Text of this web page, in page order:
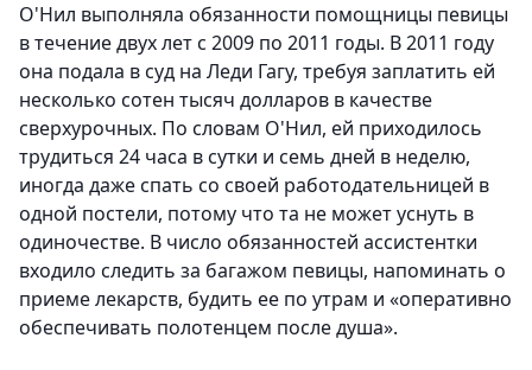
О'Нил выполняла обязанности помощницы певицы
в течение двух лет с 2009 по 2011 годы. В 2011 году
она подала в суд на Леди Гагу, требуя заплатить ей
несколько сотен тысяч долларов в качестве
сверхурочных. По словам О'Нил, ей приходилось
трудиться 24 часа в сутки и семь дней в неделю,
иногда даже спать со своей работодательницей в
одной постели, потому что та не может уснуть в
одиночестве. В число обязанностей ассистентки
входило следить за багажом певицы, напоминать о
приеме лекарств, будить ее по утрам и «оперативно
обеспечивать полотенцем после душа».